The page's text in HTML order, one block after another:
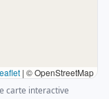
| © OpenStreetMap
carte interactive